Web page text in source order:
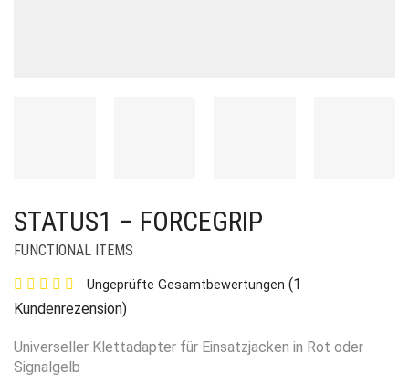
STATUS1 – FORCEGRIP
FUNCTIONAL ITEMS
Ungeprüfte Gesamtbewertungen (1
Kundenrezension)
Universeller Klettadapter für Einsatzjacken in Rot oder
Signalgelb